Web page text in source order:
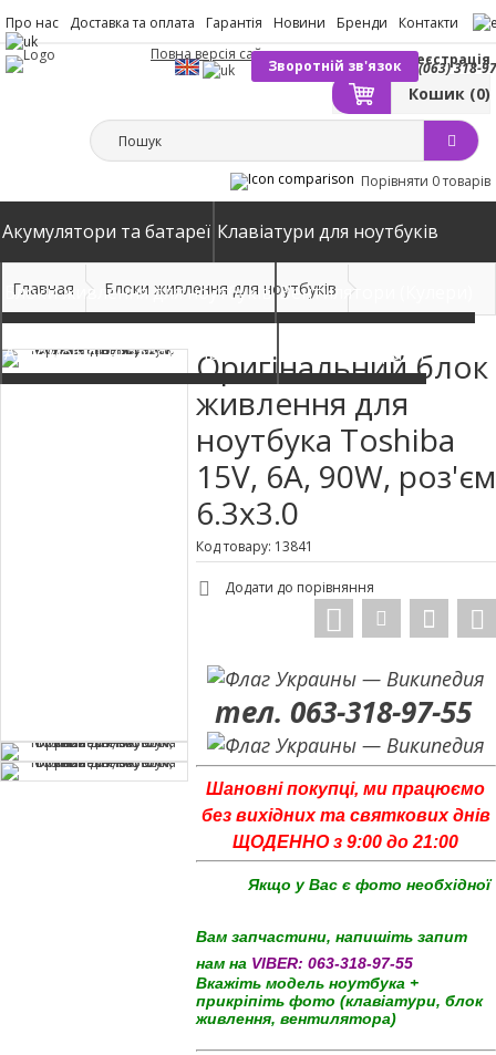
Про нас Доставка та оплата Гарантія Новини Бренди Контакти
(063) 318-
Зворотній зв'язок
Вхід Реєстрація
Кошик (0)
Повна версія сайту
Порівняти 0 товарів
Акумулятори та батареї Клавіатури для ноутбуків
Блоки живлення для ноутбуків Вентилятори (Кулери)
Автомобільні зарядні пристрої Матриці екрани
Главная Блоки живлення для ноутбуків
Оригінальний блок
живлення для
ноутбука Toshiba
15V, 6A, 90W, роз'єм
6.3x3.0
Код товару: 13841
Додати до порівняння
тел. 063-318-97-55
Шановні покупці, ми працюємо
без вихідних та святкових днів
ЩОДЕННО з 9:00 до 21:00
Якщо у Вас є фото необхідної
Вам запчастини, напишіть запит
нам на VIBER: 063-318-97-55
Вкажіть модель ноутбука +
прикріпіть фото (клавіатури, блок
живлення, вентилятора)